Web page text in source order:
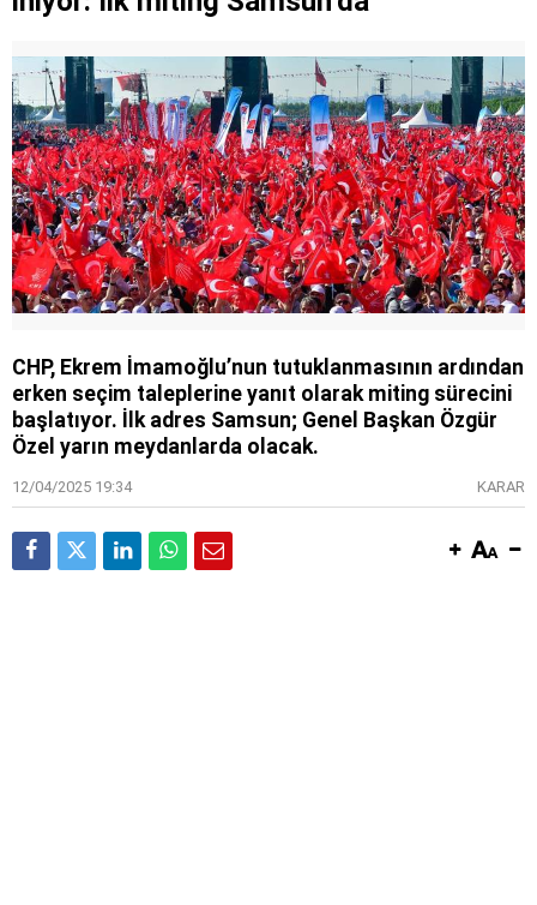
CHP, Ekrem İmamoğlu’nun tutuklanmasının ardından
erken seçim taleplerine yanıt olarak miting sürecini
başlatıyor. İlk adres Samsun; Genel Başkan Özgür
Özel yarın meydanlarda olacak.
12/04/2025 19:34 KARAR